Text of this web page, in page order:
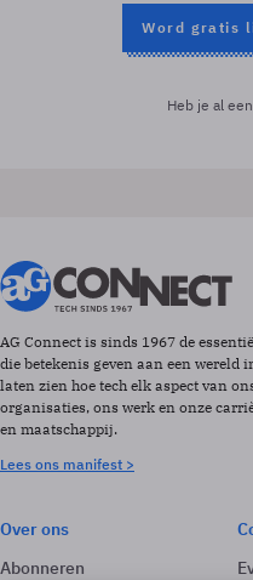
Word gratis
Heb je al
AG Connect is sinds 1967 de
die betekenis geven aan een
laten zien hoe tech elk aspect van
organisaties, ons werk en onze
en maatschappij.
Lees ons manifest >
Over ons
Abonneren